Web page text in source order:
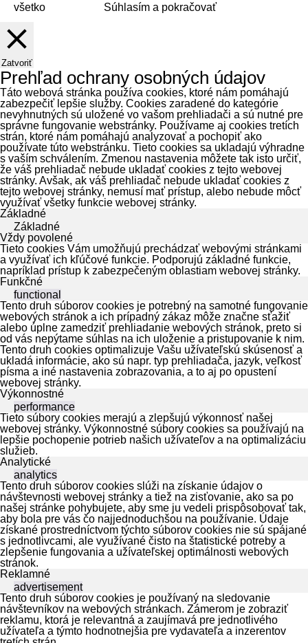
všetko
Súhlasím a pokračovať
Zatvoriť
Prehľad ochrany osobných údajov
Táto webová stránka používa cookies, ktoré nám pomáhajú
zabezpečiť lepšie služby. Cookies zaradené do kategórie
nevyhnutných sú uložené vo vašom prehliadači a sú nutné pre
správne fungovanie webstránky. Používame aj cookies tretích
strán, ktoré nám pomáhajú analyzovať a pochopiť ako
používate túto webstránku. Tieto cookies sa ukladajú výhradne
s vaším schválením. Zmenou nastavenia môžete tak isto určiť,
že váš prehliadač nebude ukladať cookies z tejto webovej
stránky. Avšak, ak váš prehliadač nebude ukladať cookies z
tejto webovej stránky, nemusí mať prístup, alebo nebude môcť
využívať všetky funkcie webovej stránky.
Základné
Základné
Vždy povolené
Tieto cookies Vám umožňujú prechádzať webovými stránkami
a využívať ich kľúčové funkcie. Podporujú základné funkcie,
napríklad prístup k zabezpečeným oblastiam webovej stránky.
Funkčné
functional
Tento druh súborov cookies je potrebný na samotné fungovanie
webových stránok a ich prípadný zákaz môže značne sťažiť
alebo úplne zamedziť prehliadanie webových stránok, preto si
od vás nepýtame súhlas na ich uloženie a pristupovanie k nim.
Tento druh cookies optimalizuje Vašu užívateľskú skúsenosť a
ukladá informácie, ako sú napr. typ prehliadača, jazyk, veľkosť
písma a iné nastavenia zobrazovania, a to aj po opustení
webovej stránky.
Výkonnostné
performance
Tieto súbory cookies merajú a zlepšujú výkonnosť našej
webovej stránky. Výkonnostné súbory cookies sa používajú na
lepšie pochopenie potrieb našich užívateľov a na optimalizáciu
služieb.
Analytické
analytics
Tento druh súborov cookies slúži na získanie údajov o
návštevnosti webovej stránky a tiež na zisťovanie, ako sa po
našej stránke pohybujete, aby sme ju vedeli prispôsobovať tak,
aby bola pre vás čo najjednoduchšou na používanie. Údaje
získané prostredníctvom týchto súborov cookies nie sú spájané
s jednotlivcami, ale využívané čisto na štatistické potreby a
zlepšenie fungovania a užívateľskej optimálnosti webových
stránok.
Reklamné
advertisement
Tento druh súborov cookies je používaný na sledovanie
návštevníkov na webových stránkach. Zámerom je zobraziť
reklamu, ktorá je relevantná a zaujímavá pre jednotlivého
užívateľa a týmto hodnotnejšia pre vydavateľa a inzerentov